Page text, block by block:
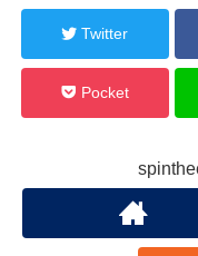
Twitter
Pocket